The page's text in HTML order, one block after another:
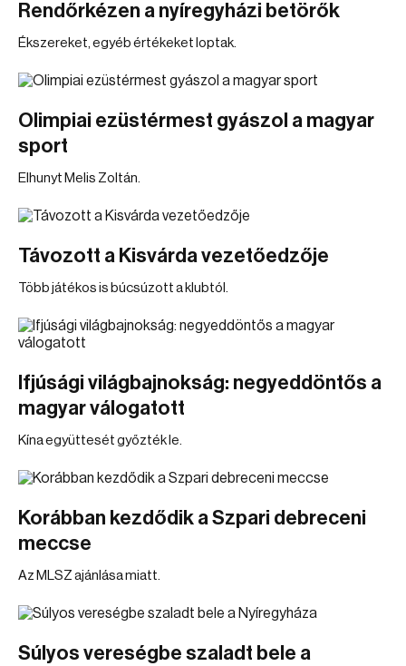
Rendőrkézen a nyíregyházi betörők
Ékszereket, egyéb értékeket loptak.
Olimpiai ezüstérmest gyászol a magyar
sport
Elhunyt Melis Zoltán.
Távozott a Kisvárda vezetőedzője
Több játékos is búcsúzott a klubtól.
Ifjúsági világbajnokság: negyeddöntős a
magyar válogatott
Kína együttesét győzték le.
Korábban kezdődik a Szpari debreceni
meccse
Az MLSZ ajánlása miatt.
Súlyos vereségbe szaladt bele a